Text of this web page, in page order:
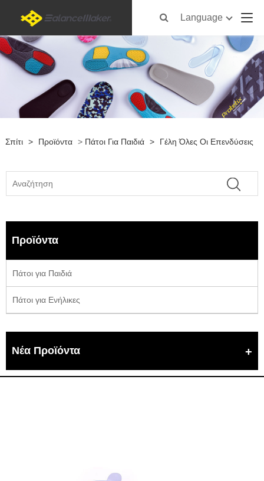
Language
Σπίτι > Προϊόντα > Πάτοι Για Παιδιά > Γέλη Όλες Οι Επενδύσεις
Προϊόντα
Πάτοι για Παιδιά
Πάτοι για Ενήλικες
Νέα Προϊόντα